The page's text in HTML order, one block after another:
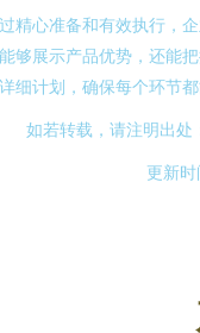
精心准备和有效执行，
够展示产品优势，还能
细计划，确保每个环节
如若转载，请注明出
更新